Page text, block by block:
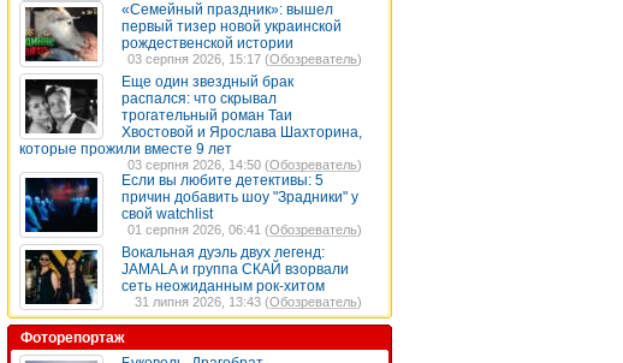
«Семейный праздник»: вышел
первый тизер новой украинской
рождественской истории
03 серпня 2026, 15:17 (Обозреватель)
Еще один звездный брак
распался: что скрывал
трогательный роман Таи
Хвостовой и Ярослава Шахторина,
которые прожили вместе 9 лет
03 серпня 2026, 14:50 (Обозреватель)
Если вы любите детективы: 5
причин добавить шоу "Зрадники" у
свой watchlist
01 серпня 2026, 06:41 (Обозреватель)
Вокальная дуэль двух легенд:
JAMALA и группа СКАЙ взорвали
сеть неожиданным рок-хитом
31 липня 2026, 13:43 (Обозреватель)
Фоторепортаж